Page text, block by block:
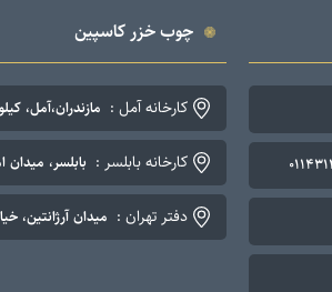
چوب خزر کاسپین
کارخانه آمل : مازندران،آمل، کیلومتر ۷ جاده چمستان. تلفن: ۴-
کارخانه بابلسر : بابلسر، میدان
دفتر تهران : میدان آرژانتین، خیابان